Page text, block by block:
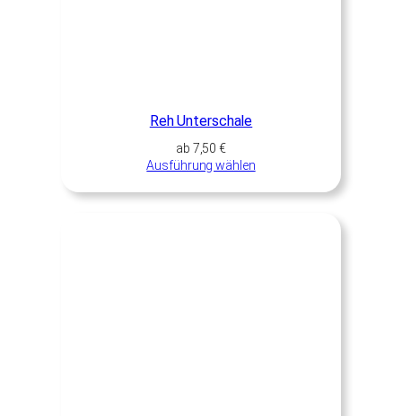
Reh Unterschale
ab 7,50€
Ausführung wählen